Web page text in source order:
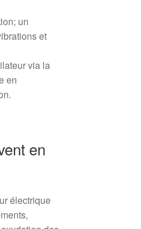
un
et
via la
en
en
électrique